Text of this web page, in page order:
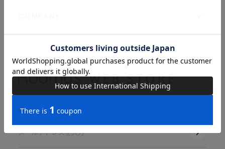
MAIL MAGAZINE